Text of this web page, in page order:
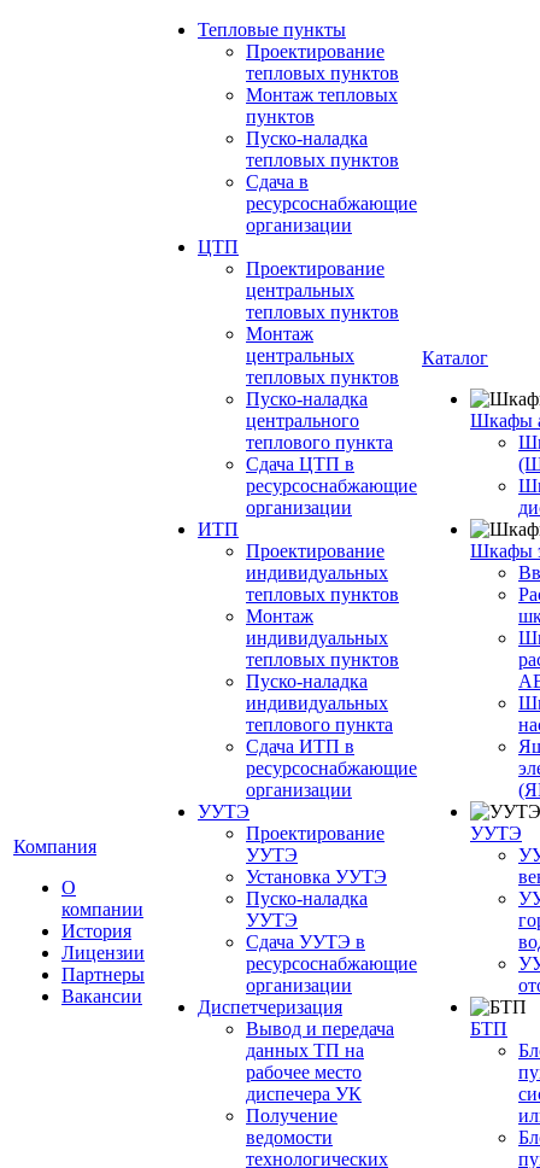
Компания
О
компании
История
Лицензии
Партнеры
Вакансии
Тепловые пункты
Проектирование
тепловых пунктов
Монтаж тепловых
пунктов
Пуско-наладка
тепловых пунктов
Сдача в
ресурсоснабжающие
организации
ЦТП
Проектирование
центральных
тепловых пунктов
Монтаж
центральных
тепловых пунктов
Пуско-наладка
центрального
теплового пункта
Сдача ЦТП в
ресурсоснабжающие
организации
ИТП
Проектирование
индивидуальных
тепловых пунктов
Монтаж
индивидуальных
тепловых пунктов
Пуско-наладка
индивидуальных
теплового пункта
Сдача ИТП в
ресурсоснабжающие
организации
УУТЭ
Проектирование
УУТЭ
Установка УУТЭ
Пуско-наладка
УУТЭ
Сдача УУТЭ в
ресурсоснабжающие
организации
Диспетчеризация
Вывод и передача
данных ТП на
рабочее место
диспечера УК
Получение
ведомости
технологических
Каталог
Шкафы
Шкафы
УУТЭ
БТП